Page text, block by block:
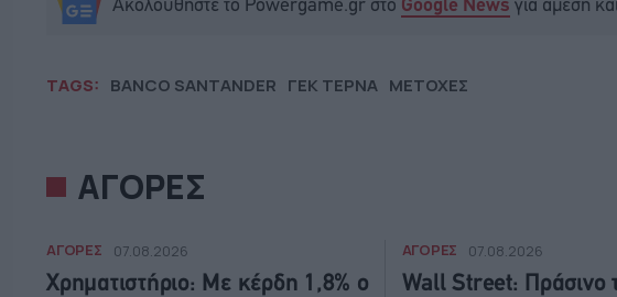
Ακολουθήστε το Powergame.gr στο Google News για άμεση
TAGS: BANCO SANTANDER ΓΕΚ ΤΕΡΝΑ ΜΕΤΟΧΕΣ
ΑΓΟΡΕΣ
ΑΓΟΡΕΣ 07.08.2026
Χρηματιστήριο: Με κέρδη 1,8% ο
ΑΓΟΡΕΣ 07.08.2026
Wall Street: Πράσινο